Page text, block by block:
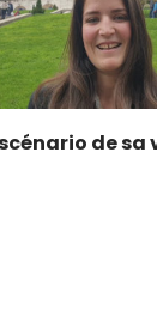
de sa